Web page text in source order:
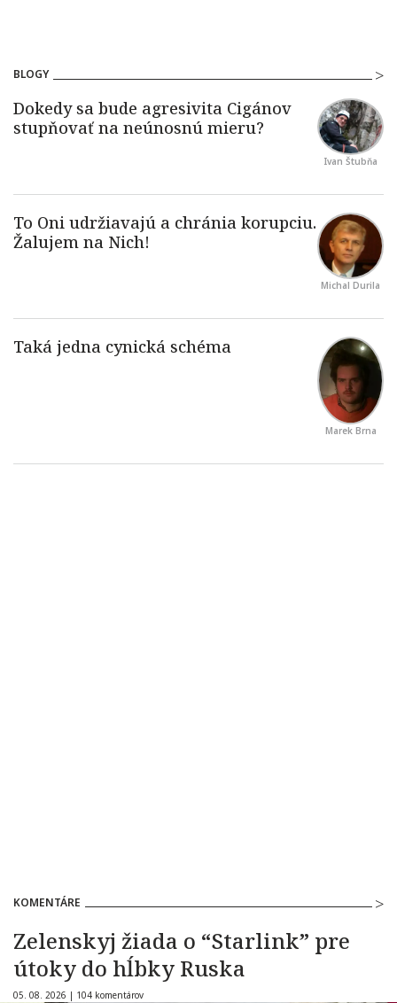
BLOGY
Ivan Štubňa
Michal Durila
Marek Brna
KOMENTÁRE
Zelenskyj žiada o “Starlink” pre
útoky do hĺbky Ruska
05. 08. 2026 | 104 komentárov